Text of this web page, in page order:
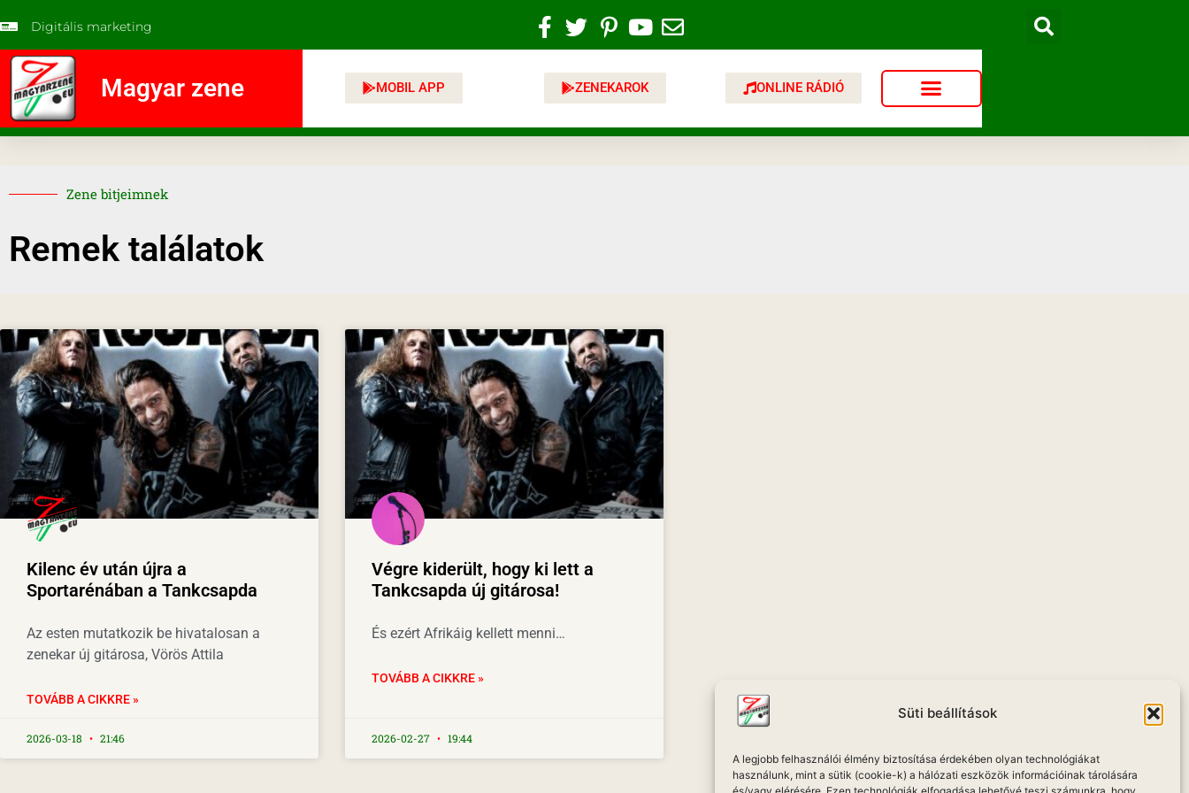
Süti beállítások
A legjobb felhasználói élmény biztosítása érdekében olyan technológiákat
használunk, mint a sütik (cookie-k) a hálózati eszközök információinak tárolására
Digitális marketing
Magyar zene MOBIL APP ZENEKAROK ONLINE RÁDIÓ
Zene bitjeimnek
Remek találatok
Kilenc év után újra a
Sportarénában a Tankcsapda
Az esten mutatkozik be hivatalosan a
zenekar új gitárosa, Vörös Attila
TOVÁBB A CIKKRE »
2026-03-18 21:46
Végre kiderült, hogy ki lett a
Tankcsapda új gitárosa!
És ezért Afrikáig kellett menni…
TOVÁBB A CIKKRE »
2026-02-27 19:44